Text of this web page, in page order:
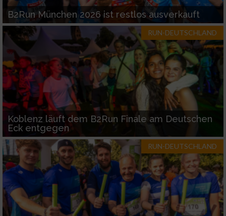
B2Run München 2026 ist restlos ausverkauft
RUN-DEUTSCHLAND
Koblenz läuft dem B2Run Finale am Deutschen
Eck entgegen
RUN-DEUTSCHLAND